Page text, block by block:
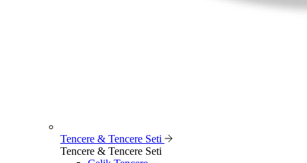
Tencere & Tencere Seti
Tencere & Tencere Seti